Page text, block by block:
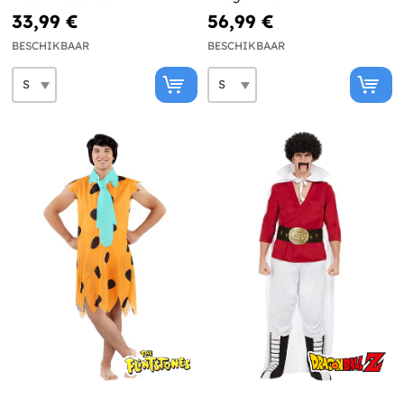
33,99 €
BESCHIKBAAR
56,99 €
BESCHIKBAAR